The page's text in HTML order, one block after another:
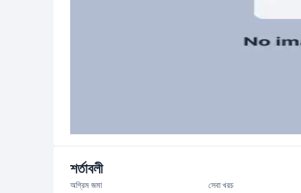
শর্তাবলী
অগ্রিম জমা সেবা খরচ